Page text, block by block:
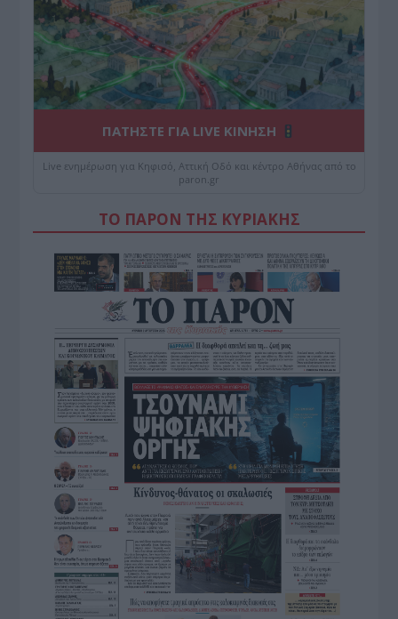
ΠΑΤΗΣΤΕ ΓΙΑ LIVE ΚΙΝΗΣΗ
Live ενημέρωση για Κηφισό, Αττική Οδό και κέντρο Αθήνας από το
paron.gr
ΤΟ ΠΑΡΟΝ ΤΗΣ ΚΥΡΙΑΚΗΣ